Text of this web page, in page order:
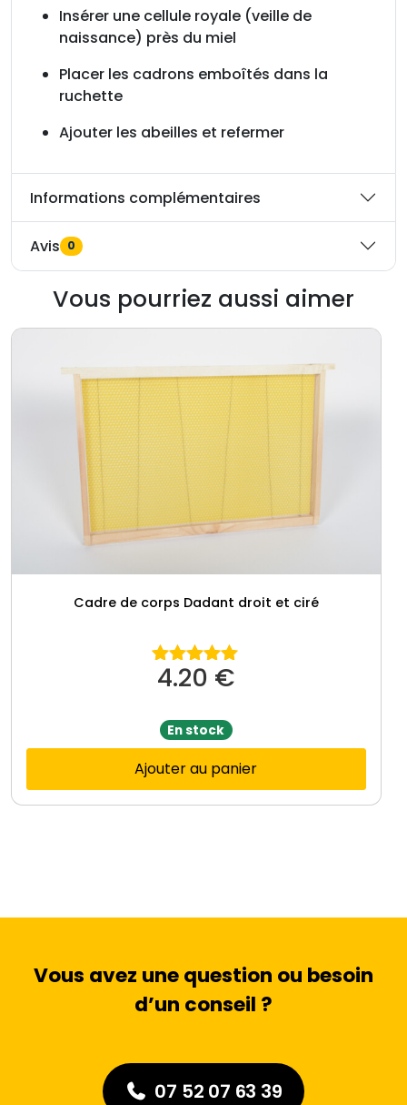
Insérer une cellule royale (veille de
naissance) près du miel
Placer les cadrons emboîtés dans la
ruchette
Ajouter les abeilles et refermer
Informations complémentaires
Avis 0
Vous pourriez aussi aimer
Cadre de corps Dadant droit et ciré
Note5.00
sur 5
4.20 €
En stock
Ajouter au panier
Vous avez une question ou besoin
d’un conseil ?
07 52 07 63 39